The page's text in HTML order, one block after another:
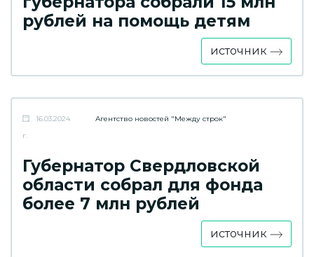
рублей на помощь детям
источник
16.03.2024
г.
Агентство новостей "Между строк"
Губернатор Свердловской
области собрал для фонда
более 7 млн рублей
источник